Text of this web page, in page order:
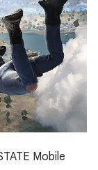
Mobile